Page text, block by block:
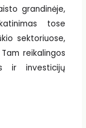
grandinėje,
tose
sektoriuose,
reikalingos
ir investicijų